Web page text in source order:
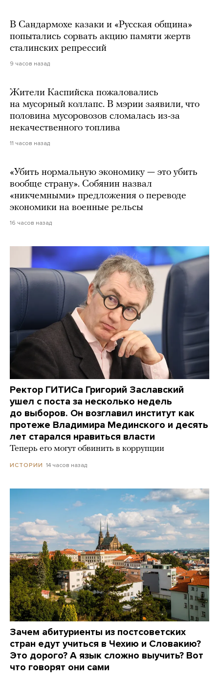
В Сандармохе казаки и «Русская община»
попытались сорвать акцию памяти жертв
сталинских репрессий
9 часов назад
Жители Каспийска пожаловались
на мусорный коллапс. В мэрии заявили, что
половина мусоровозов сломалась из-за
некачественного топлива
11 часов назад
«Убить нормальную экономику — это убить
вообще страну». Собянин назвал
«никчемными» предложения о переводе
экономики на военные рельсы
16 часов назад
Ректор ГИТИСа Григорий Заславский
ушел с поста за несколько недель
до выборов. Он возглавил институт как
протеже Владимира Мединского и десять
лет старался нравиться власти
Теперь его могут обвинить в коррупции
ИСТОРИИ 14 часов назад
Зачем абитуриенты из постсоветских
стран едут учиться в Чехию и Словакию?
Это дорого? А язык сложно выучить? Вот
что говорят они сами